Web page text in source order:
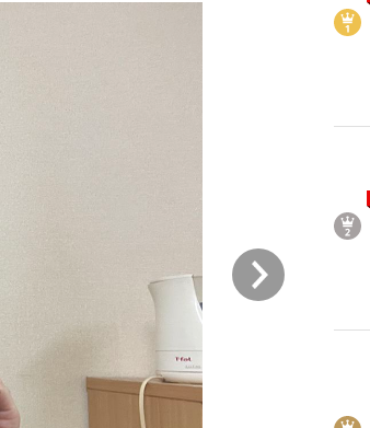
「クマが悪者扱いされているのが悲しい」『北の国か